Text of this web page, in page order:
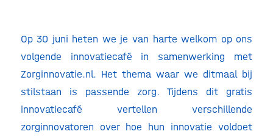
Op 30 juni heten we je van harte welkom op ons
volgende innovatiecafé in samenwerking met
Zorginnovatie.nl. Het thema waar we ditmaal bij
stilstaan is passende zorg. Tijdens dit gratis
innovatiecafé vertellen verschillende
zorginnovatoren over hoe hun innovatie voldoet